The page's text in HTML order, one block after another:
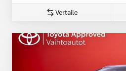
Vertaile